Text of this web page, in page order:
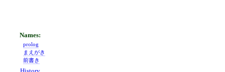
prolog
まえがき
前書き